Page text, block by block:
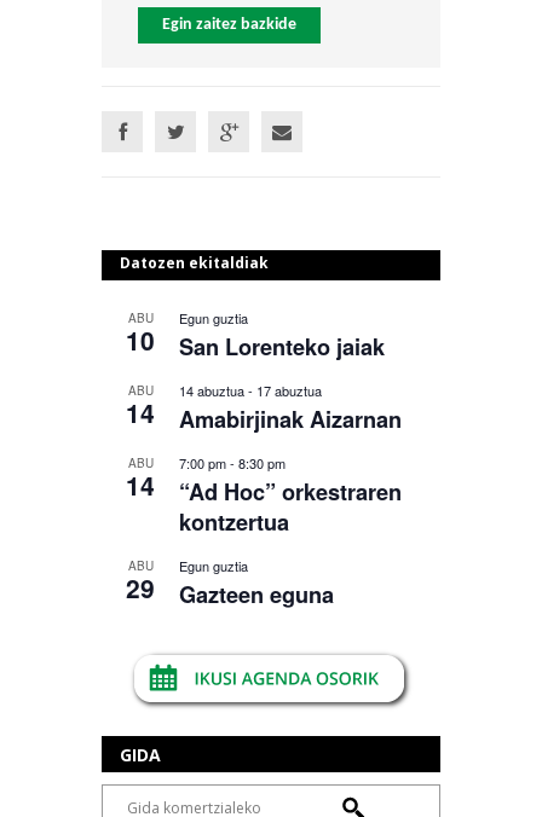
Egin zaitez bazkide
Datozen ekitaldiak
ABU
10
Egun guztia
San Lorenteko jaiak
ABU
14
14 abuztua- 17 abuztua
Amabirjinak Aizarnan
ABU
14
7:00 pm- 8:30 pm
“Ad Hoc” orkestraren
kontzertua
ABU
29
Egun guztia
Gazteen eguna
GIDA